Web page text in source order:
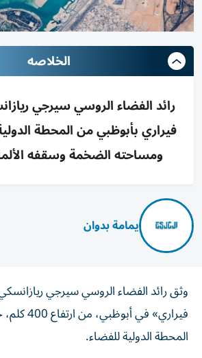
الخلاصه
رائد الفضاء الروسي سيرجي
فيراري بأبوظبي من المحطة
ومساحته الضخمة وسقفه
يمامة بدوان
وثق رائد الفضاء الروسي سيرجي
فيراري» في
المحطة الدولية للفضاء.